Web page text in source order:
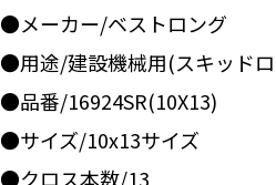
●メーカー/ベストロング
●用途/建設機械用(スキッド
●品番/16924SR(10X13)
●サイズ/10x13サイズ
●クロス本数/13